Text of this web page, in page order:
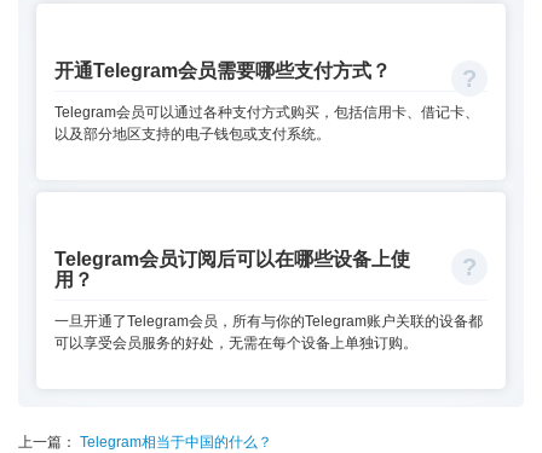
开通Telegram会员需要哪些支付方式？
Telegram会员可以通过各种支付方式购买，包括信用卡、借记卡、
以及部分地区支持的电子钱包或支付系统。
Telegram会员订阅后可以在哪些设备上使
用？
一旦开通了Telegram会员，所有与你的Telegram账户关联的设备都
可以享受会员服务的好处，无需在每个设备上单独订购。
上一篇： Telegram相当于中国的什么？